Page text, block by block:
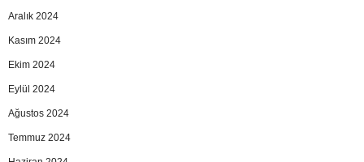
Aralık 2024
Kasım 2024
Ekim 2024
Eylül 2024
Ağustos 2024
Temmuz 2024